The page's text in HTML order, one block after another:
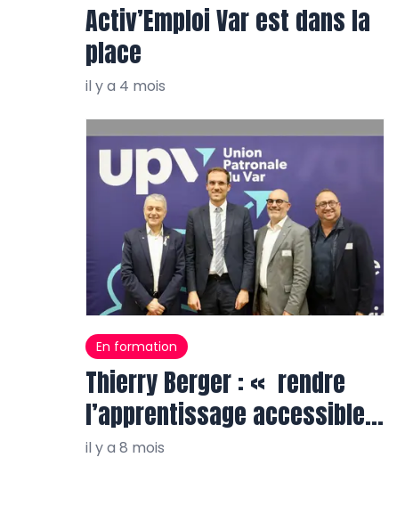
Activ’Emploi Var est dans la
place
il y a 4 mois
En formation
Thierry Berger : « rendre
l’apprentissage accessible à
tous, partout »
il y a 8 mois